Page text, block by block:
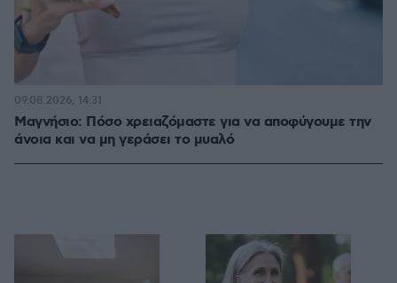
Μαγνήσιο: Πόσο χρειαζόμαστε για να αποφύγουμε την
άνοια και να μη γεράσει το μυαλό
09.08.2026, 14:31